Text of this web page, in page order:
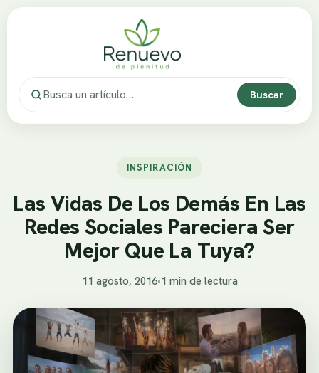
Buscar
INSPIRACIÓN
Las Vidas De Los Demás En Las
Redes Sociales Pareciera Ser
Mejor Que La Tuya?
11 agosto, 2016•1 min de lectura